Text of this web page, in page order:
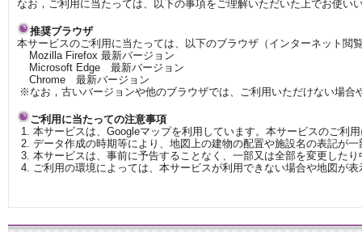
なお，ご利用に当たっては、以下の事項をご理解いただいた上でお使い
推奨ブラウザ
本サービスのご利用に当たっては、以下のブラウザ（インターネット閲
Mozilla Firefox 最新バージョン
Microsoft Edge 最新バージョン
Chrome 最新バージョン
※なお，古いバージョンや他のブラウザでは、ご利用いただけない場合
ご利用に当たっての注意事項
本サービスは、Googleマップを利用しています。本サービスのご利
データ作成の時期等により、地図上の建物の配置や施設名の表記が
本サービスは、事前に予告することなく、一部又は全部を変更した
ご利用の環境によっては、本サービスが利用できない場合や地図が